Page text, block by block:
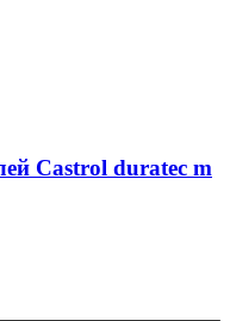
Castrol duratec m